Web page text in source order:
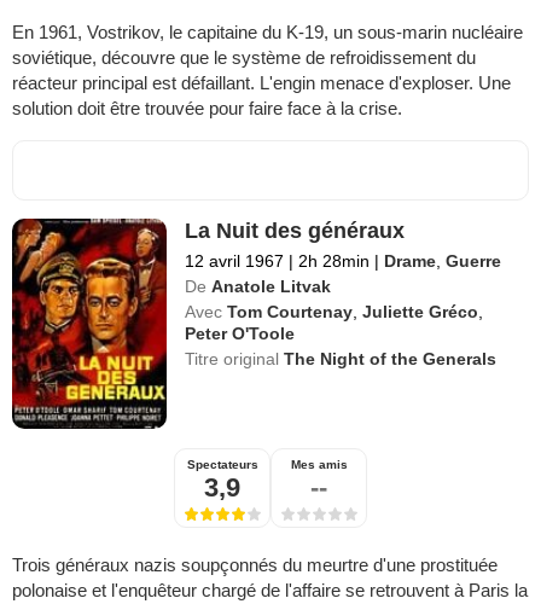
En 1961, Vostrikov, le capitaine du K-19, un sous-marin nucléaire
soviétique, découvre que le système de refroidissement du
réacteur principal est défaillant. L'engin menace d'exploser. Une
solution doit être trouvée pour faire face à la crise.
La Nuit des généraux
12 avril 1967 | 2h 28min | Drame,Guerre
De Anatole Litvak
Avec Tom Courtenay,Juliette Gréco,
Peter O'Toole
Titre originalThe Night of the Generals
Spectateurs
3,9
Mes amis
--
Trois généraux nazis soupçonnés du meurtre d'une prostituée
polonaise et l'enquêteur chargé de l'affaire se retrouvent à Paris la